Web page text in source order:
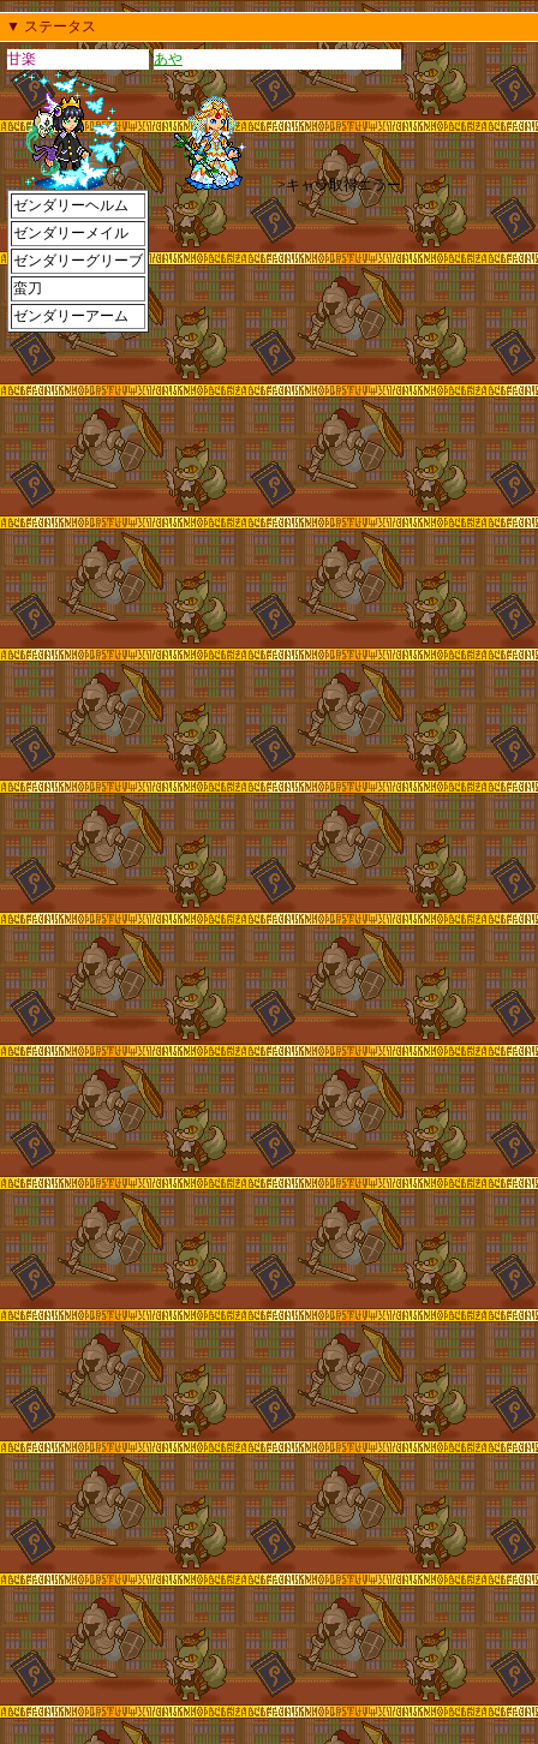
▼ ステータス
甘楽
ゼンダリーヘルム
ゼンダリーメイル
ゼンダリーグリーブ
蛮刀
ゼンダリーアーム
あや
>キャラ取得エラー